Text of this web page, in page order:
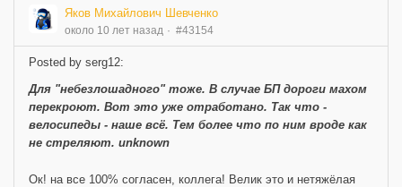
Яков Михайлович Шевченко
около 10 лет назад #43154
Posted by serg12:
Для "небезлошадного" тоже. В случае БП дороги махом
перекроют. Вот это уже отработано. Так что -
велосипеды - наше всё. Тем более что по ним вроде как
не стреляют. unknown
Ок! на все 100% согласен, коллега! Велик это и нетяжёлая